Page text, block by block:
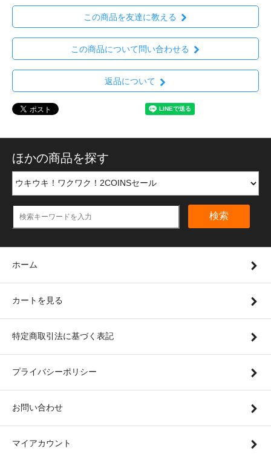
この商品を友達に教える
この商品について問い合わせる
返品について
ほかの商品を探す
検索
ホーム
カートを見る
特定商取引法に基づく表記
プライバシーポリシー
お問い合わせ
マイアカウント